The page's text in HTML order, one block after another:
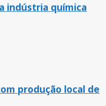
indústria química
produção local de